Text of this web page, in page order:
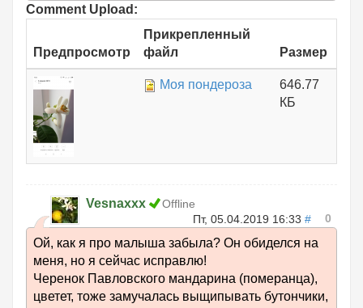
Comment Upload:
Предпросмотр
Прикрепленный
файл
Размер
Моя пондероза
646.77
КБ
Vesnaxxx
Offline
Пт, 05.04.2019 16:33 # 0
Ой, как я про малыша забыла? Он обиделся на
меня, но я сейчас исправлю!
Черенок Павловского мандарина (померанца),
цветет, тоже замучалась выщипывать бутончики,